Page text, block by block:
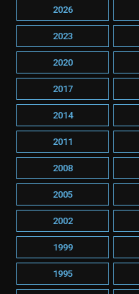
2026
2023
2020
2017
2014
2011
2008
2005
2002
1999
1995